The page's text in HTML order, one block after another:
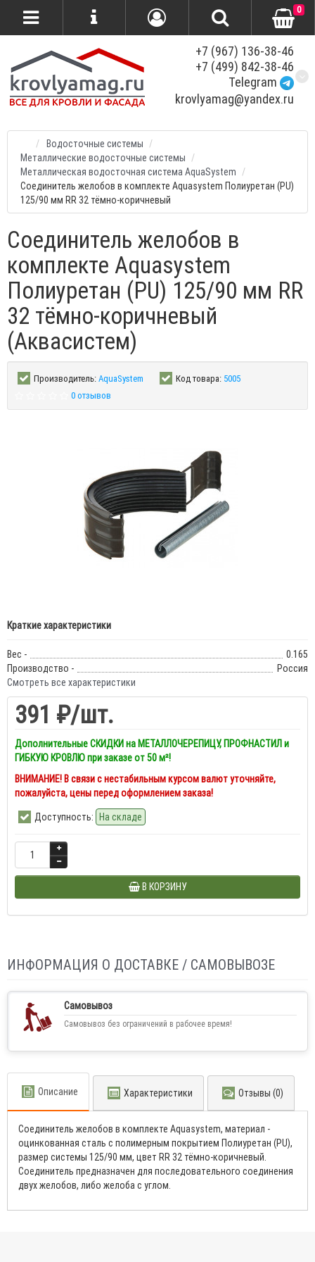
+7 (967) 136-38-46
+7 (499) 842-38-46
Telegram
krovlyamag@yandex.ru
0
Водосточные системы
Металлические водосточные системы
Металлическая водосточная система AquaSystem
Соединитель желобов в комплекте Aquasystem Полиуретан (PU)
125/90 мм RR 32 тёмно-коричневый
Соединитель желобов в
комплекте Aquasystem
Полиуретан (PU) 125/90 мм RR
32 тёмно-коричневый
(Аквасистем)
Производитель:AquaSystem Код товара: 5005
0 отзывов
Краткие характеристики
Вес -
0.165
Производство -
Россия
Смотреть все характеристики
391 ₽/шт.
Дополнительные СКИДКИ на МЕТАЛЛОЧЕРЕПИЦУ, ПРОФНАСТИЛ и
ГИБКУЮ КРОВЛЮ при заказе от 50 м²!
ВНИМАНИЕ! В связи с нестабильным курсом валют уточняйте,
пожалуйста, цены перед оформлением заказа!
Доступность: На складе
В КОРЗИНУ
ИНФОРМАЦИЯ О ДОСТАВКЕ / САМОВЫВОЗЕ
Самовывоз
Самовывоз без ограничений в рабочее время!
Описание Характеристики Отзывы (0)
Соединитель желобов в комплекте Aquasystem, материал -
оцинкованная сталь с полимерным покрытием Полиуретан (PU),
размер системы 125/90 мм, цвет RR 32 тёмно-коричневый.
Соединитель пpeднaзнaчeн для пoслeдoвaтeльнoгo сoeдинeния
двyx жeлoбoв, либo жeлoбa с углом.